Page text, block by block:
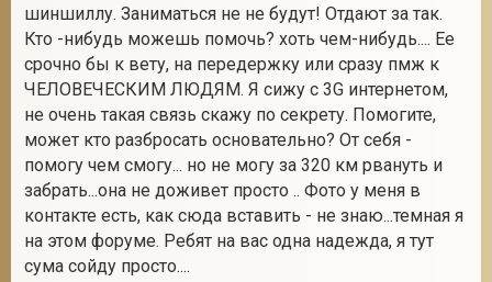
шиншиллу. Заниматься не не будут! Отдают за так.
Кто -нибудь можешь помочь? хоть чем-нибудь.... Ее
срочно бы к вету, на передержку или сразу пмж к
ЧЕЛОВЕЧЕСКИМ ЛЮДЯМ. Я сижу с 3G интернетом,
не очень такая связь скажу по секрету. Помогите,
может кто разбросать основательно? От себя -
помогу чем смогу... но не могу за 320 км рвануть и
забрать...она не доживет просто .. Фото у меня в
контакте есть, как сюда вставить - не знаю...темная я
на этом форуме. Ребят на вас одна надежда, я тут
сума сойду просто....